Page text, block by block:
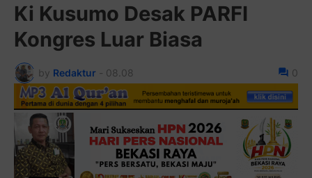
Ki Kusumo Desak PARFI
Kongres Luar Biasa
by Redaktur - 08.08 0